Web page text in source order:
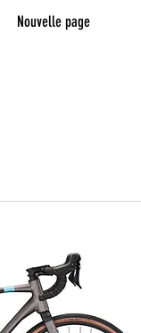
Nouvelle page